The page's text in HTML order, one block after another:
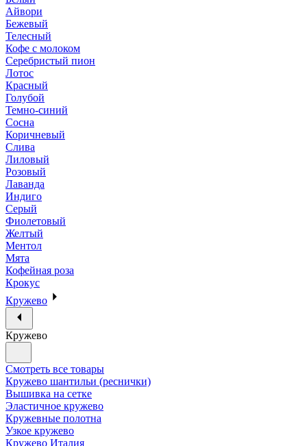
Айвори
Бежевый
Телесный
Кофе с молоком
Серебристый пион
Лотос
Красный
Голубой
Темно-синий
Сосна
Коричневый
Слива
Лиловый
Розовый
Лаванда
Индиго
Серый
Фиолетовый
Желтый
Ментол
Мята
Кофейная роза
Крокус
Кружево
Кружево
Смотреть все товары
Кружево шантильи (реснички)
Вышивка на сетке
Эластичное кружево
Кружевные полотна
Узкое кружево
Кружево Италия